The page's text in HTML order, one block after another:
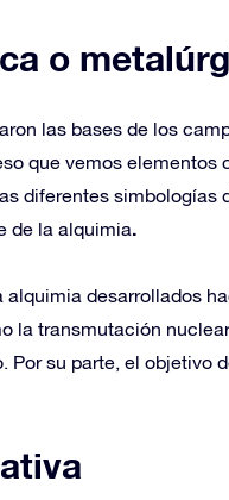
o
las bases de los
que vemos elementos
diferentes
de la alquimia.
desarrollados
la transmutación
Por su parte, el objetivo